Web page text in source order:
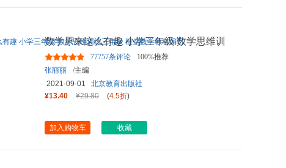
数学原来这么有趣 小学三年级 数学思维训
练三年级 根据数学教材编...
77757条评论
100%推荐
张丽丽
/主编
2021-09-01
北京教育出版社
¥13.40
¥29.80 (4.5折)
加入购物车 收藏